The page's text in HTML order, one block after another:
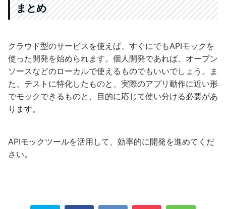
まとめ
クラウド型のサービスを使えば、すぐにでもAPIモックを
使った開発を始められます。個人開発であれば、オープン
ソースなどのローカルで使えるものでもいいでしょう。ま
た、テストに特化したものと、実際のアプリ動作に近い形
でモックできるものと、目的に応じて使い分ける必要があ
ります。
APIモックツールを活用して、効率的に開発を進めてくだ
さい。